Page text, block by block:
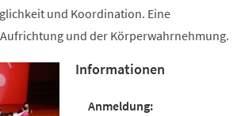
und Koordination. Eine
und der Körperwahrnehmung.
Informationen